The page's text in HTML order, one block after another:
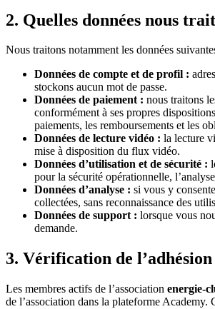
2. Quelles données nous
Nous traitons notamment les données
Données de compte et de profil :
stockons aucun mot de passe.
Données de paiement : nous traitons
conformément à ses propres
paiements, les remboursements et les
Données de lecture vidéo : la lecture
mise à disposition du flux vidéo.
Données d’utilisation et de sécurité :
pour la sécurité opérationnelle,
Données d’analyse : si vous y
collectées, sans reconnaissance des
Données de support : lorsque vous
demande.
3. Vérification de
Les membres actifs de l’association energie-
de l’association dans la plateforme Academy.